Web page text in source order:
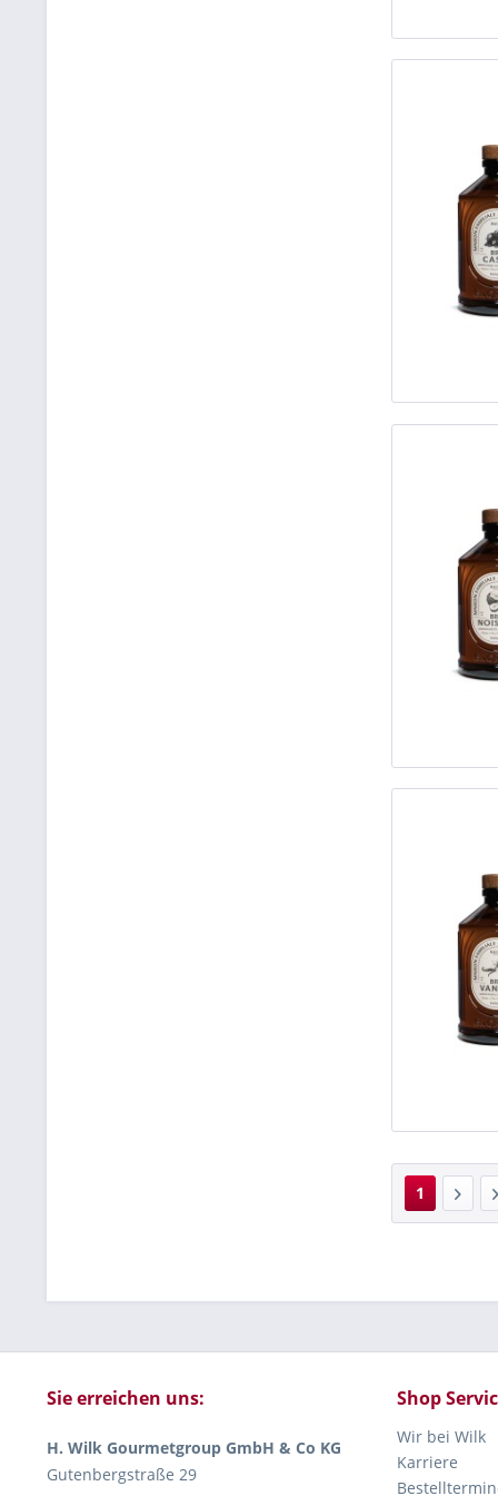
1
Sie erreichen uns:
H. Wilk Gourmetgroup GmbH & Co KG
Gutenbergstraße 29
Shop
Wir bei Wilk
Karriere